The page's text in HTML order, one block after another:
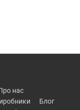
про нас
виробники
блог